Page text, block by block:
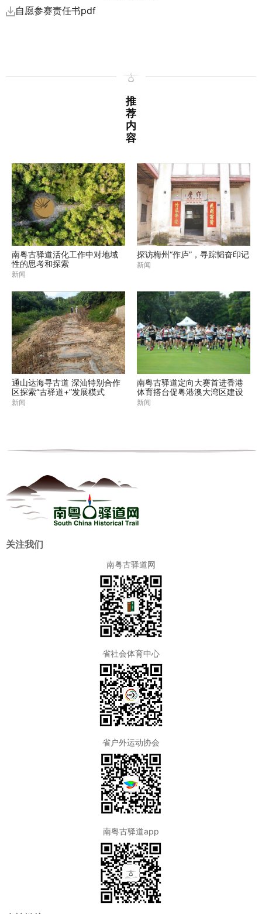
自愿参赛责任书pdf
推
荐
内
容
南粤古驿道活化工作中对地域
性的思考和探索
新闻
探访梅州“作庐”，寻踪韬奋印记
新闻
通山达海寻古道 深汕特别合作
区探索“古驿道+”发展模式
新闻
南粤古驿道定向大赛首进香港
体育搭台促粤港澳大湾区建设
新闻
关注我们
南粤古驿道网
省社会体育中心
省户外运动协会
南粤古驿道app